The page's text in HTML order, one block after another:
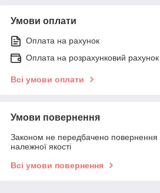
Умови оплати
Оплата на рахунок
Оплата на розрахунковий рахунок
Всі умови оплати
Умови повернення
Законом не передбачено повернення
належної якості
Всі умови повернення